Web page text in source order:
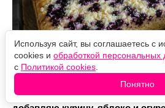
Так салат с пекинкой мало кто
Используя сайт, вы соглашаетесь с
cookies и обработкой персональных
с Политикой cookies
Понятно